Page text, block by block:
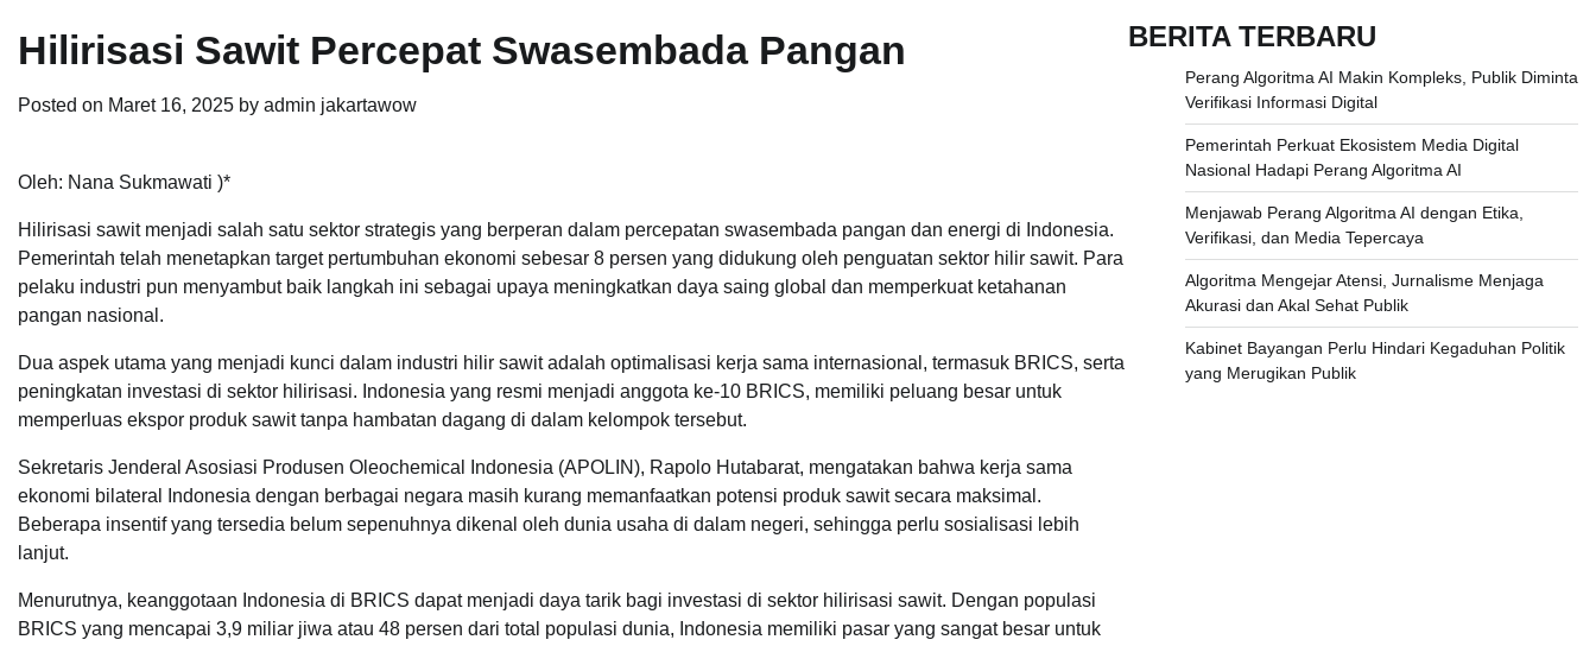
Hilirisasi Sawit Percepat Swasembada Pangan
Posted on Maret 16, 2025 by admin jakartawow
Oleh: Nana Sukmawati )*
Hilirisasi sawit menjadi salah satu sektor strategis yang berperan dalam percepatan swasembada pangan dan energi di Indonesia.
Pemerintah telah menetapkan target pertumbuhan ekonomi sebesar 8 persen yang didukung oleh penguatan sektor hilir sawit. Para
pelaku industri pun menyambut baik langkah ini sebagai upaya meningkatkan daya saing global dan memperkuat ketahanan
pangan nasional.
Dua aspek utama yang menjadi kunci dalam industri hilir sawit adalah optimalisasi kerja sama internasional, termasuk BRICS, serta
peningkatan investasi di sektor hilirisasi. Indonesia yang resmi menjadi anggota ke-10 BRICS, memiliki peluang besar untuk
memperluas ekspor produk sawit tanpa hambatan dagang di dalam kelompok tersebut.
Sekretaris Jenderal Asosiasi Produsen Oleochemical Indonesia (APOLIN), Rapolo Hutabarat, mengatakan bahwa kerja sama
ekonomi bilateral Indonesia dengan berbagai negara masih kurang memanfaatkan potensi produk sawit secara maksimal.
Beberapa insentif yang tersedia belum sepenuhnya dikenal oleh dunia usaha di dalam negeri, sehingga perlu sosialisasi lebih
lanjut.
Menurutnya, keanggotaan Indonesia di BRICS dapat menjadi daya tarik bagi investasi di sektor hilirisasi sawit. Dengan populasi
BRICS yang mencapai 3,9 miliar jiwa atau 48 persen dari total populasi dunia, Indonesia memiliki pasar yang sangat besar untuk
BERITA TERBARU
Perang Algoritma AI Makin Kompleks, Publik Diminta
Verifikasi Informasi Digital
Pemerintah Perkuat Ekosistem Media Digital
Nasional Hadapi Perang Algoritma AI
Menjawab Perang Algoritma AI dengan Etika,
Verifikasi, dan Media Tepercaya
Algoritma Mengejar Atensi, Jurnalisme Menjaga
Akurasi dan Akal Sehat Publik
Kabinet Bayangan Perlu Hindari Kegaduhan Politik
yang Merugikan Publik